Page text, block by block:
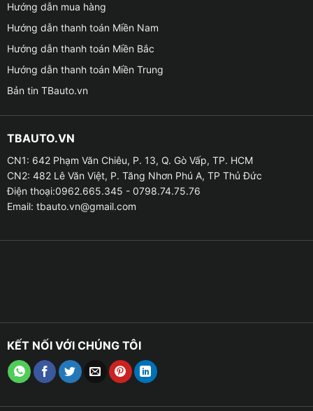
Hướng dẫn mua hàng
Hướng dẫn thanh toán Miền Nam
Hướng dẫn thanh toán Miền Bắc
Hướng dẫn thanh toán Miền Trung
Bản tin TBauto.vn
TBAUTO.VN
CN1: 642 Phạm Văn Chiêu, P. 13, Q. Gò Vấp, TP. HCM
CN2: 482 Lê Văn Việt, P. Tăng Nhơn Phú A, TP Thủ Đức
Điện thoại:0962.665.345 - 0798.74.75.76
Email: tbauto.vn@gmail.com
KẾT NỐI VỚI CHÚNG TÔI